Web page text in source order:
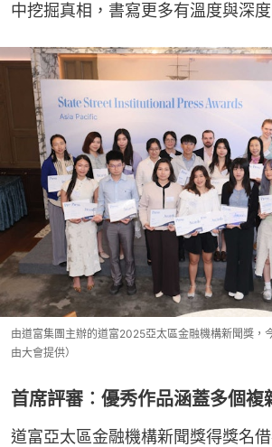
中挖掘真相，書寫更多有溫度與深度
由道富集團主辦的道富2025亞太區金融機構新聞獎，
由大會提供）
首席評審︰優秀作品涵蓋多個複
道富亞太區金融機構新聞獎得獎名